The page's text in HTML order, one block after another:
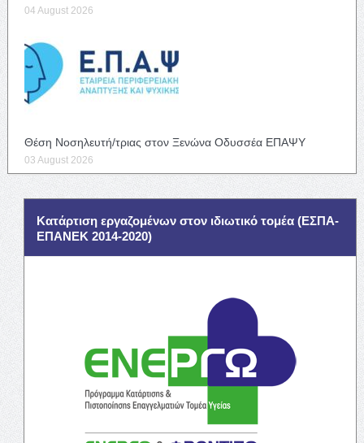
04 August 2026
Θέση Νοσηλευτή/τριας στον Ξενώνα Οδυσσέα ΕΠΑΨΥ
03 August 2026
Κατάρτιση εργαζομένων στον ιδιωτικό τομέα (ΕΣΠΑ-
ΕΠΑΝΕΚ 2014-2020)